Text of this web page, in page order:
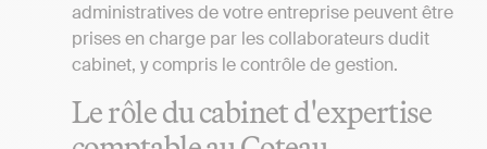
administratives de votre entreprise peuvent être
prises en charge par les collaborateurs dudit
cabinet, y compris le contrôle de gestion.
Le rôle du cabinet d'expertise